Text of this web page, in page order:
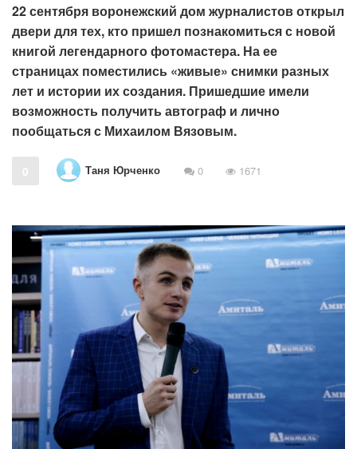
22 сентября воронежский дом журналистов открыл
двери для тех, кто пришел познакомиться с новой
книгой легендарного фотомастера. На ее
страницах поместились «живые» снимки разных
лет и истории их создания. Пришедшие имели
возможность получить автограф и лично
пообщаться с Михаилом Вязовым.
0 Таня Юрченко 0 1671